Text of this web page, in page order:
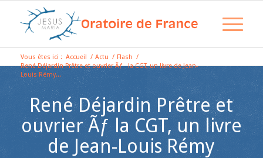
Vous êtes ici : Accueil / Actu / Flash /
René Déjardin Prêtre et ouvrier Ãƒ la CGT, un livre de Jean-
Louis Rémy...
René Déjardin Prêtre et
ouvrier Ãƒ la CGT, un livre
de Jean-Louis Rémy